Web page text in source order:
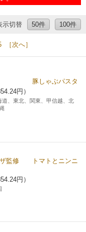
題
物件募集・購入
ッピング
示切替 50件 100件
［次へ］
ム 豚しゃぶパスタ
円）
道、東北、関東、甲信越、北
ザ監修 トマトとニンニ
円）